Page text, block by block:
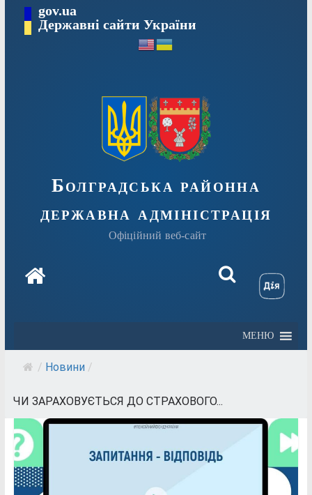
Перейтиgov.ua
Державні сайти України
Болградська районна
державна адміністрація
Офіційний веб-сайт
МЕНЮ
/ Новини /
ЧИ ЗАРАХОВУЄТЬСЯ ДО СТРАХОВОГО...